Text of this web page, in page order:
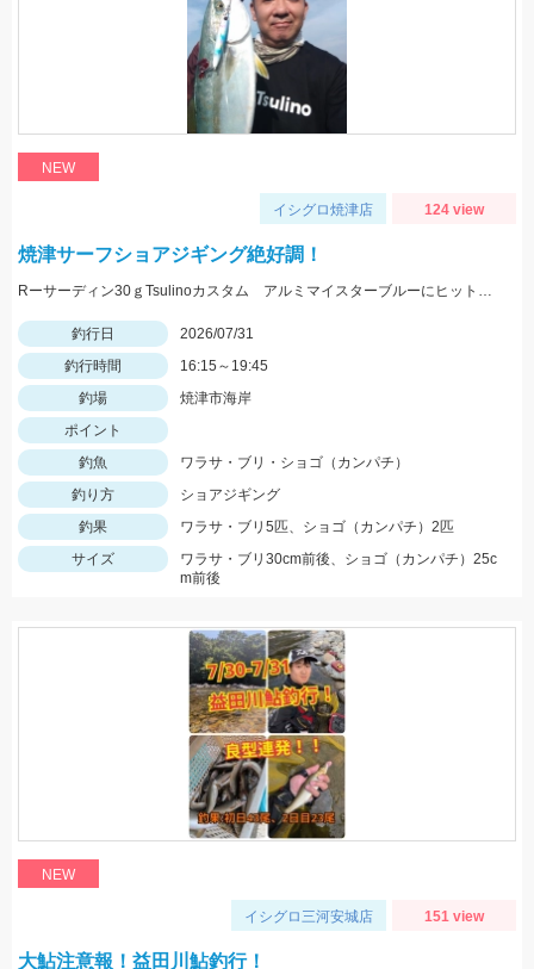
NEW
イシグロ焼津店 124 view
焼津サーフショアジギング絶好調！
Rーサーディン30ｇTsulinoカスタム アルミマイスターブルーにヒット！マズメにはアカキンカラーも有効です！
釣行日
2026/07/31
釣行時間
16:15～19:45
釣場
焼津市海岸
ポイント
釣魚
ワラサ・ブリ・ショゴ（カンパチ）
釣り方
ショアジギング
釣果
ワラサ・ブリ5匹、ショゴ（カンパチ）2匹
サイズ
ワラサ・ブリ30cm前後、ショゴ（カンパチ）25c
m前後
NEW
イシグロ三河安城店 151 view
大鮎注意報！益田川鮎釣行！